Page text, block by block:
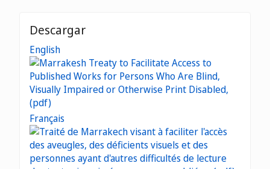
Descargar
English
Français